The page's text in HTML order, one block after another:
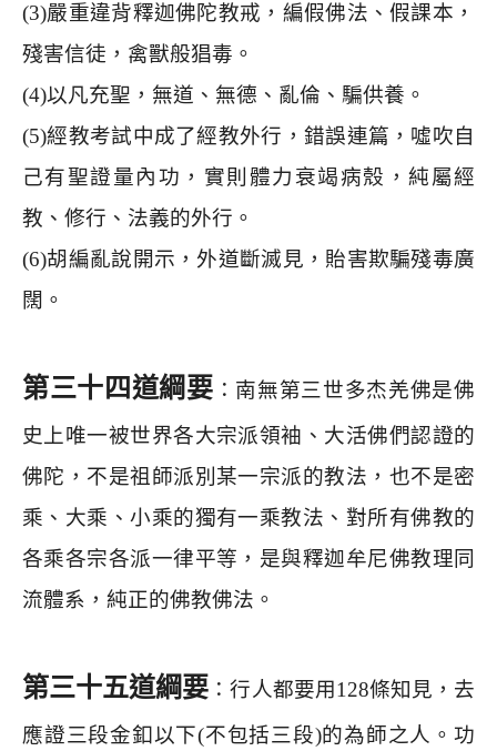
(3)嚴重違背釋迦佛陀教戒，編假佛法、假課本，
殘害信徒，禽獸般猖毒。
(4)以凡充聖，無道、無德、亂倫、騙供養。
(5)經教考試中成了經教外行，錯誤連篇，噓吹自
己有聖證量內功，實則體力衰竭病殼，純屬經
教、修行、法義的外行。
(6)胡編亂說開示，外道斷滅見，貽害欺騙殘毒廣
闊。
第三十四道綱要 ：南無第三世多杰羌佛是佛
史上唯一被世界各大宗派領袖、大活佛們認證的
佛陀，不是祖師派別某一宗派的教法，也不是密
乘、大乘、小乘的獨有一乘教法、對所有佛教的
各乘各宗各派一律平等，是與釋迦牟尼佛教理同
流體系，純正的佛教佛法。
第三十五道綱要 ：行人都要用128條知見，去
應證三段金釦以下(不包括三段)的為師之人。功